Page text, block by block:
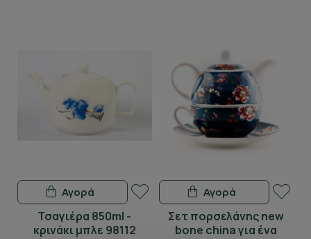
Τσαγιέρα 850ml -
κρινάκι μπλε 98112
Αγορά
Σετ πορσελάνης new
bone china για ένα
Αγορά